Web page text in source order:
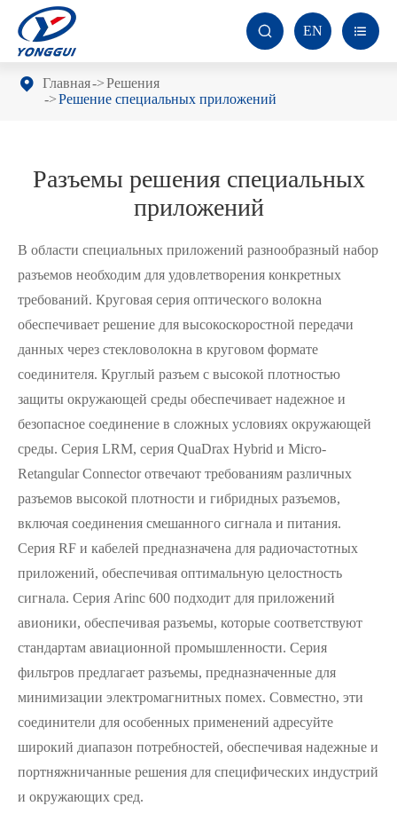
 EN 
Главная
Решения
Решение специальных приложений
Разъемы решения специальных
приложений
В области специальных приложений разнообразный набор
разъемов необходим для удовлетворения конкретных
требований. Круговая серия оптического волокна
обеспечивает решение для высокоскоростной передачи
данных через стекловолокна в круговом формате
соединителя. Круглый разъем с высокой плотностью
защиты окружающей среды обеспечивает надежное и
безопасное соединение в сложных условиях окружающей
среды. Серия LRM, серия QuaDrax Hybrid и Micro-
Retangular Connector отвечают требованиям различных
разъемов высокой плотности и гибридных разъемов,
включая соединения смешанного сигнала и питания.
Серия RF и кабелей предназначена для радиочастотных
приложений, обеспечивая оптимальную целостность
сигнала. Серия Arinc 600 подходит для приложений
авионики, обеспечивая разъемы, которые соответствуют
стандартам авиационной промышленности. Серия
фильтров предлагает разъемы, предназначенные для
минимизации электромагнитных помех. Совместно, эти
соединители для особенных применений адресуйте
широкий диапазон потребностей, обеспечивая надежные и
портняжничанные решения для специфических индустрий
и окружающих сред.